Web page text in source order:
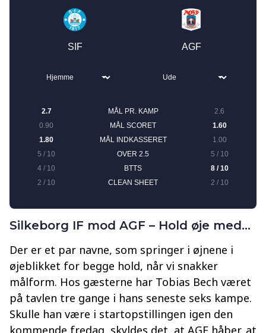
Silkeborg IF mod AGF – Hold øje med…
Der er et par navne, som springer i øjnene i
øjeblikket for begge hold, når vi snakker
målform. Hos gæsterne har Tobias Bech været
på tavlen tre gange i hans seneste seks kampe.
Skulle han være i startopstillingen igen den
kommende fredag, skyldes det, at AGF håber, at